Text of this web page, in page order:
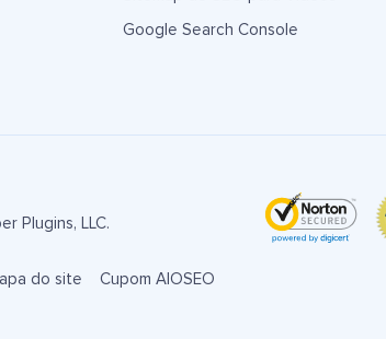
Google Search Console
Plugins, LLC.
do site Cupom AIOSEO